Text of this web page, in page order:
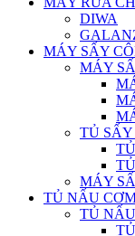
DIWA
MÁY SẤY
MÁY
TỦ
MÁY
TỦ NẤU
TỦ